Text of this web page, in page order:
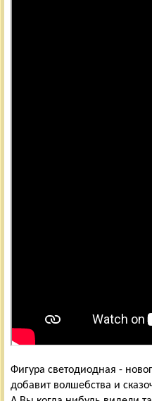
Фигура светодиодная -
добавит волшебства и